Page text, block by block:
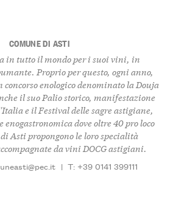
COMUNE DI ASTI
in tutto il mondo per i suoi vini, in
Proprio per questo, ogni anno,
enologico denominato la Douja
il suo Palio storico, manifestazione
e il Festival delle sagre astigiane,
dove oltre 40 pro loco
Asti propongono le loro specialità
da vini DOCG astigiani.
| T: +39 0141 399111